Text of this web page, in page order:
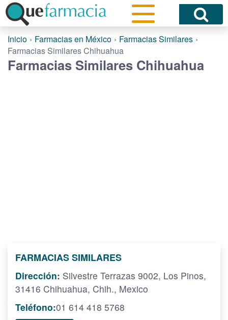
Inicio Farmacias en México
Farmacias Similares
Farmacias Similares Chihuahua
Farmacias Similares Chihuahua
FARMACIAS SIMILARES
Dirección: Silvestre Terrazas 9002, Los Pinos,
31416 Chihuahua, Chih., Mexico
Teléfono:01 614 418 5768